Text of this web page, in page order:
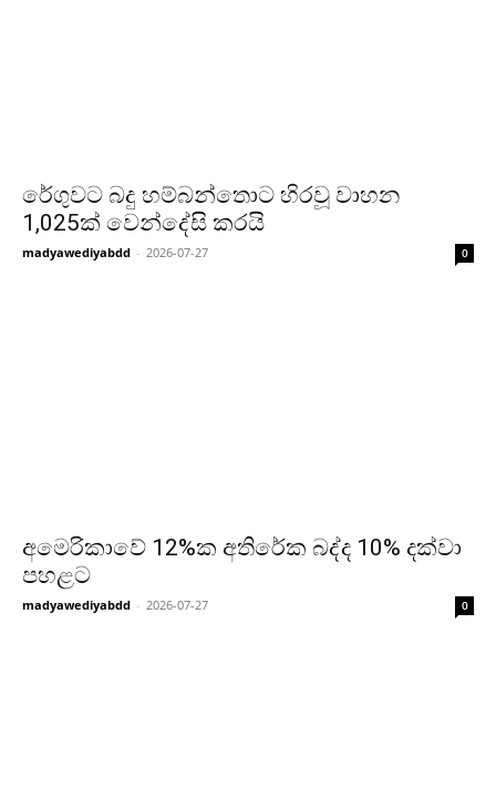
රේගු­වට බදු හම්බ­න්තොට හිරවූ වාහන
1,025ක් වෙන්දේසි කරයි
madyawediyabdd - 2026-07-27 0
අමෙ­රි­කාවේ 12%ක අති­රේක බද්ද 10% දක්වා
පහ­ළට
madyawediyabdd - 2026-07-27 0